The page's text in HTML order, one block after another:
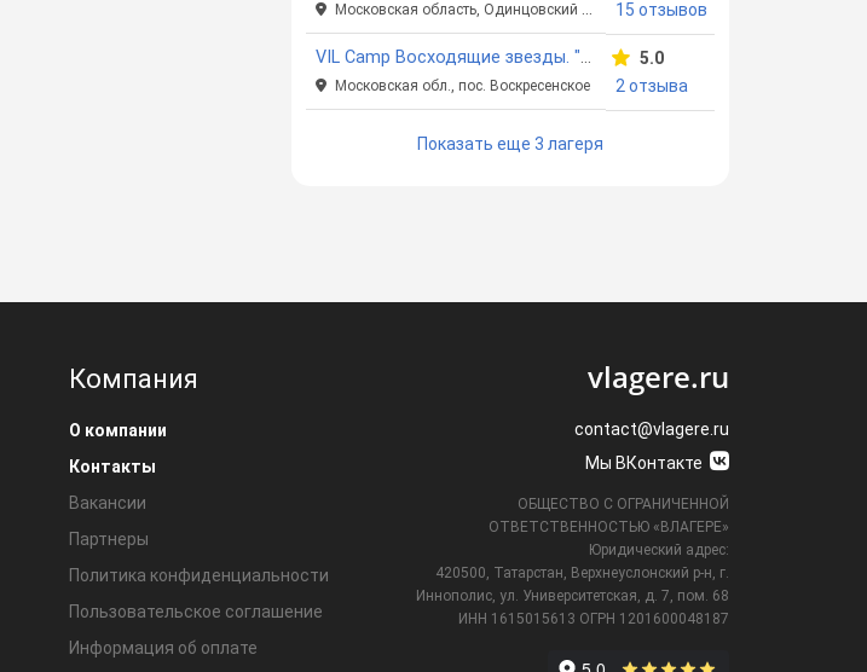
Московская область, Одинцовский район 15 отзывов
VIL Camp Восходящие звезды. "Солнечный"
Московская обл., пос. Воскресенское
5.0
2 отзыва
Показать еще 3 лагеря
Компания
О компании
Контакты
Вакансии
Партнеры
Политика конфиденциальности
Пользовательское соглашение
Информация об оплате
vlagere.ru
contact@vlagere.ru
Мы ВКонтакте
ОБЩЕСТВО С ОГРАНИЧЕННОЙ
ОТВЕТСТВЕННОСТЬЮ «ВЛАГЕРЕ»
Юридический адрес:
420500, Татарстан, Верхнеуслонский р-н, г.
Иннополис, ул. Университетская,
д. 7, пом. 68
ИНН 1615015613 ОГРН 1201600048187